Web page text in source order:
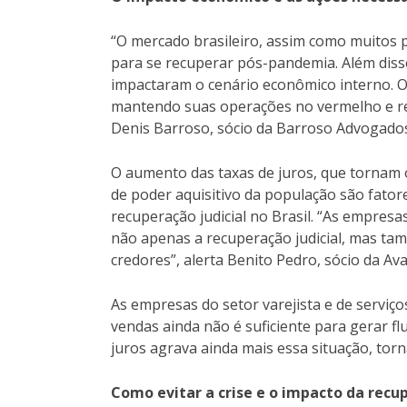
“O mercado brasileiro, assim como
para se recuperar pós-pandemia. Além
impactaram o cenário econômico interno.
mantendo suas operações no vermelho e
Denis Barroso, sócio da Barroso
O aumento das taxas de juros, que
de poder aquisitivo da população são
recuperação judicial no Brasil. “As
não apenas a recuperação judicial, mas
credores”, alerta Benito Pedro, sócio da
As empresas do setor varejista e de
vendas ainda não é suficiente para gerar
juros agrava ainda mais essa situação,
Como evitar a crise e o impacto da